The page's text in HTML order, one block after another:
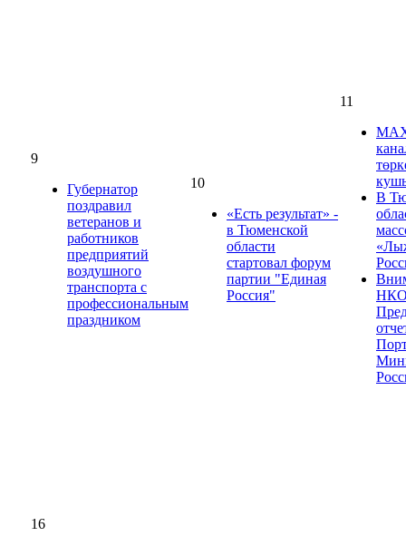
9
​​​​​​​Губернатор
поздравил
ветеранов и
работников
предприятий
воздушного
транспорта с
профессиональным
праздником
10
«Есть результат» -
в Тюменской
области
стартовал форум
партии "Единая
Россия"
11
В
16